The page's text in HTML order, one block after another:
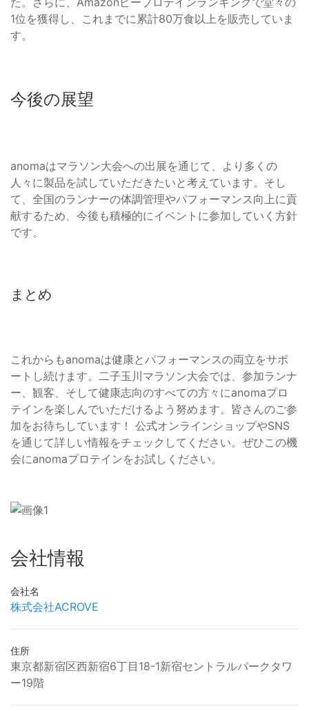
1位を獲得し、これまでに累計80万食以上を販売していま
す。
今後の展望
anomaはマラソン大会への出展を通じて、より多くの
人々に製品を試していただきたいと考えています。そし
て、全国のランナーの体調管理やパフォーマンス向上に貢
献するため、今後も積極的にイベントに参加していく方針
です。
まとめ
これからもanomaは健康とパフォーマンスの両立をサポ
ートし続けます。二子玉川マラソン大会では、参加ランナ
ー、観客、そして健康志向のすべての方々にanomaプロ
テインを楽しんでいただけるよう努めます。皆さんのご参
加をお待ちしています！ 公式オンラインショップやSNS
を通じて詳しい情報をチェックしてください。ぜひこの機
会にanomaプロテインをお試しください。
会社情報
会社名
株式会社ACROVE
住所
東京都新宿区西新宿6丁目18-1新宿セントラルパークタワ
ー19階